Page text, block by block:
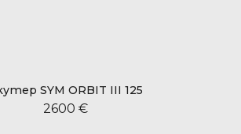
SYM ORBIT III 125
2600 €